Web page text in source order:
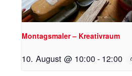
Montagsmaler – Kreativraum
10. August @ 10:00- 12:00